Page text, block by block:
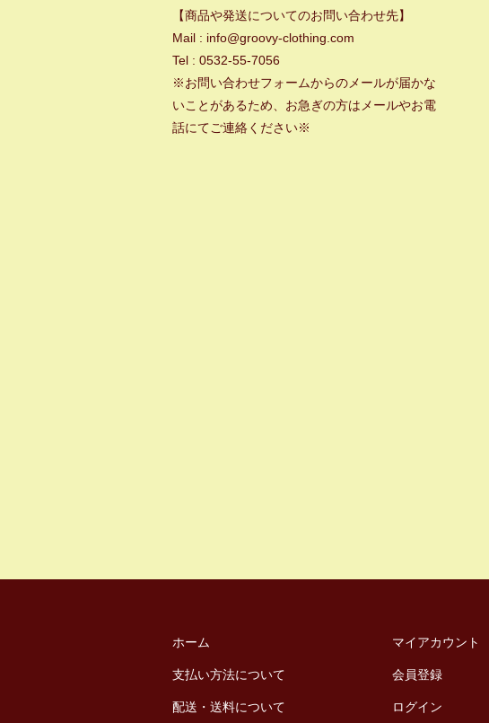
【商品や発送についてのお問い合わせ先】
Mail : info@groovy-clothing.com
Tel : 0532-55-7056
※お問い合わせフォームからのメールが届かな
いことがあるため、お急ぎの方はメールやお電
話にてご連絡ください※
ホーム
支払い方法について
配送・送料について
マイアカウント
会員登録
ログイン